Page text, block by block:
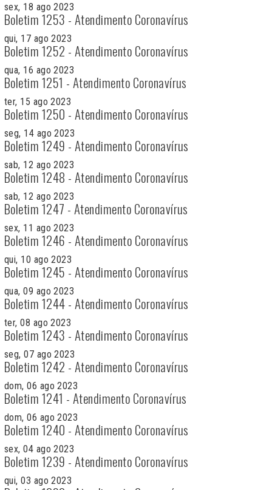
sex, 18 ago 2023
Boletim 1253 - Atendimento Coronavírus
qui, 17 ago 2023
Boletim 1252 - Atendimento Coronavírus
qua, 16 ago 2023
Boletim 1251 - Atendimento Coronavírus
ter, 15 ago 2023
Boletim 1250 - Atendimento Coronavírus
seg, 14 ago 2023
Boletim 1249 - Atendimento Coronavírus
sab, 12 ago 2023
Boletim 1248 - Atendimento Coronavírus
sab, 12 ago 2023
Boletim 1247 - Atendimento Coronavírus
sex, 11 ago 2023
Boletim 1246 - Atendimento Coronavírus
qui, 10 ago 2023
Boletim 1245 - Atendimento Coronavírus
qua, 09 ago 2023
Boletim 1244 - Atendimento Coronavírus
ter, 08 ago 2023
Boletim 1243 - Atendimento Coronavírus
seg, 07 ago 2023
Boletim 1242 - Atendimento Coronavírus
dom, 06 ago 2023
Boletim 1241 - Atendimento Coronavírus
dom, 06 ago 2023
Boletim 1240 - Atendimento Coronavírus
sex, 04 ago 2023
Boletim 1239 - Atendimento Coronavírus
qui, 03 ago 2023